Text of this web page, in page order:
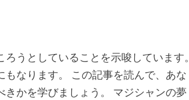
うとしていることを示唆しています。
なります。 この記事を読んで、あな
かを学びましょう。 マジシャンの夢